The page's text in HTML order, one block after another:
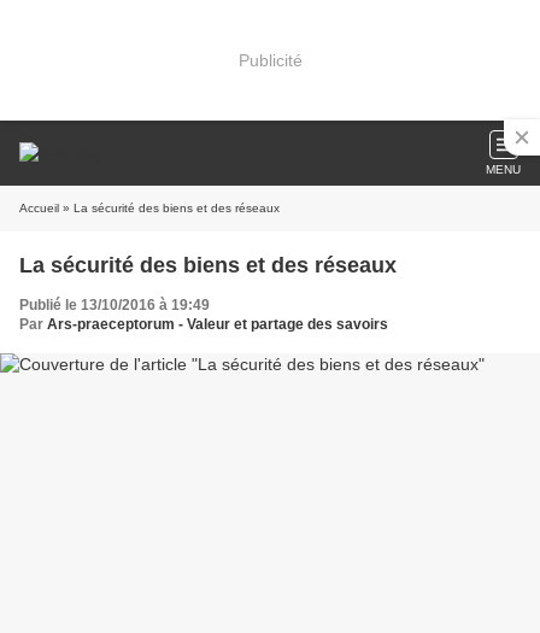
Publicité
MENU
Accueil » La sécurité des biens et des réseaux
La sécurité des biens et des réseaux
Publié le 13/10/2016 à 19:49
Par Ars-praeceptorum - Valeur et partage des savoirs